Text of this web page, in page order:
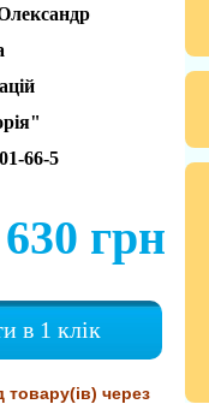
66-5
630 грн
в 1 клік
через